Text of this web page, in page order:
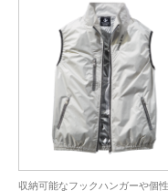
収納可能なフックハンガーや個